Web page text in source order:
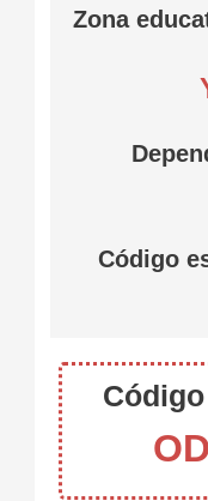
Zona
Código